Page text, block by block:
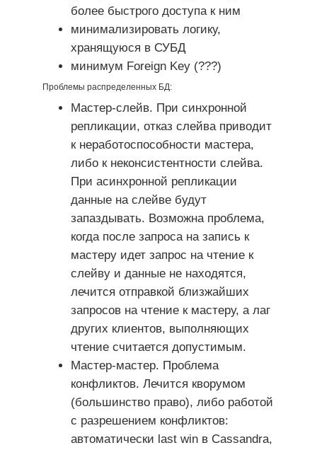
более быстрого доступа к ним
минимализировать логику,
хранящуюся в СУБД
минимум Foreign Key (???)
Проблемы распределенных БД:
Мастер-слейв. При синхронной
репликации, отказ слейва приводит
к неработоспособности мастера,
либо к неконсистентности слейва.
При асинхронной репликации
данные на слейве будут
запаздывать. Возможна проблема,
когда после запроса на запись к
мастеру идет запрос на чтение к
слейву и данные не находятся,
лечится отправкой близжайших
запросов на чтение к мастеру, а лаг
других клиентов, выполняющих
чтение считается допустимым.
Мастер-мастер. Проблема
конфликтов. Лечится кворумом
(большинство право), либо работой
с разрешением конфликтов:
автоматически last win в Cassandra,